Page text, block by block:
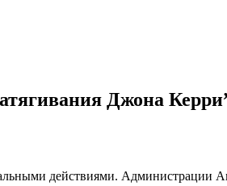
Джона Керри
действиями. Администрации